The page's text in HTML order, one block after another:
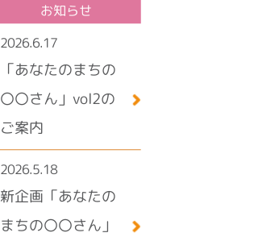
お知らせ
2026.6.17
「あなたのまちの
〇〇さん」vol2の
ご案内
2026.5.18
新企画「あなたの
まちの〇〇さん」